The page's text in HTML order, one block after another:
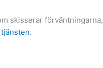
skisserar förväntningarna,
.